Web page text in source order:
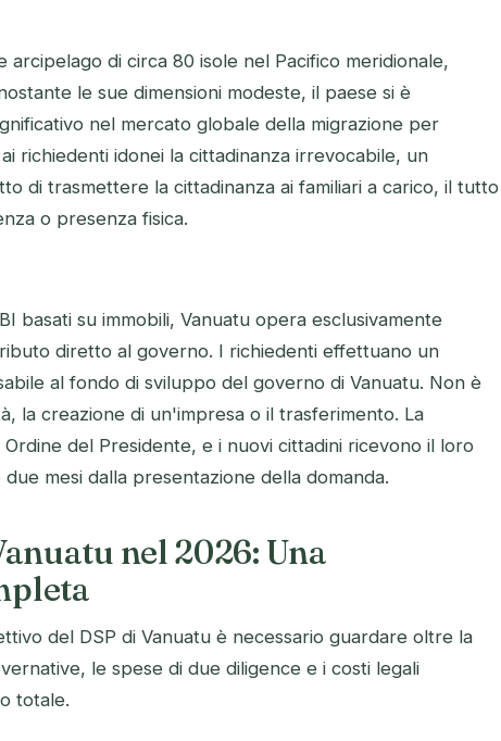
arcipelago di circa 80 isole nel Pacifico meridionale,
le sue dimensioni modeste, il paese si è
nel mercato globale della migrazione per
richiedenti idonei la cittadinanza irrevocabile, un
di trasmettere la cittadinanza ai familiari a carico, il tutto
o presenza fisica.
basati su immobili, Vanuatu opera esclusivamente
diretto al governo. I richiedenti effettuano un
al fondo di sviluppo del governo di Vanuatu. Non è
la creazione di un'impresa o il trasferimento. La
del Presidente, e i nuovi cittadini ricevono il loro
mesi dalla presentazione della domanda.
nel 2026: Una
del DSP di Vanuatu è necessario guardare oltre la
le spese di due diligence e i costi legali
totale.